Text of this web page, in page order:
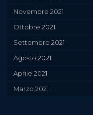
Novembre 2021
Ottobre 2021
Settembre 2021
Agosto 2021
Aprile 2021
Marzo 2021